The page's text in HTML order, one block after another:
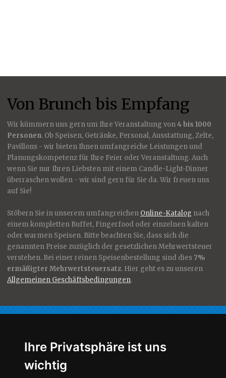
Ihre Privatsphäre ist uns
wichtig
Von Brunch bis Empfang
Wir kümmern uns gern um Ihre Veranstaltung von4 bis 1000
Personen. Ob Speisen, Getränke, Personal, Ausstattung, Zelte,
Pavillons - wir bieten Ihnen umfangreiche Leistungen und
Planungskompetenz für Ihre Feier oder Veranstaltung. Auch
wenn Sie nur Ihren Liebsten mit einem Candle-Light-Dinner
überraschen wollen - wir sind gern für Sie da. Wir freuen uns
auf Sie!
Stöbern Sie in unserem umfangreichen Online-Katalog nach
einem kompletten Buffet, Fingerfood oder einzelnen kalten
oder warmen Speisen. Bitte beachten Sie, dass sich die
genannten Preise zuzüglich der gesetzlichen Mehrwertsteuer
verstehen. Bei einer reinen Speisenbestellung sind dies7%
ermäßigter Mehrwertsteuersatz. Hier geht es zu unseren
Allgemeinen Geschäftsbedingungen.
Für Sie nur das Beste!
Qualität, Geschmack, Ästhetik -